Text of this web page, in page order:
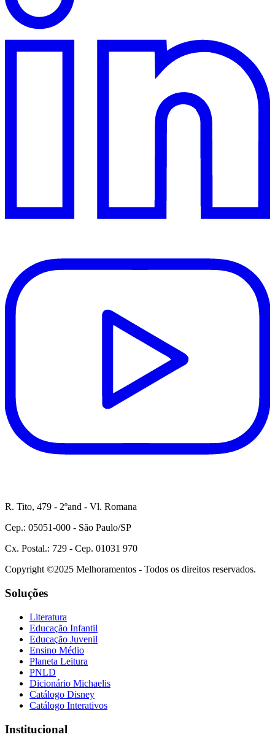
R. Tito, 479 - 2ºand - Vl. Romana
Cep.: 05051-000 - São Paulo/SP
Cx. Postal.: 729 - Cep. 01031 970
Copyright ©2025 Melhoramentos - Todos os direitos reservados.
Soluções
Literatura
Educação Infantil
Educação Juvenil
Ensino Médio
Planeta Leitura
PNLD
Dicionário Michaelis
Catálogo Disney
Catálogo Interativos
Institucional